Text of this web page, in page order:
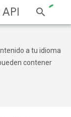
a tu idioma
contener